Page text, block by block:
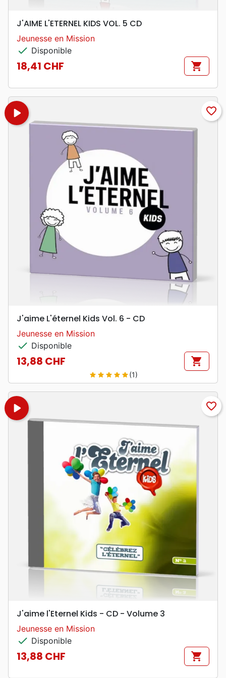
J'AIME L'ETERNEL KIDS VOL. 5 CD
Jeunesse en Mission
check Disponible
Prix
18,41 CHF shopping_cart
play_arrow favorite_border
J'aime L'éternel Kids Vol. 6 - CD
Jeunesse en Mission
check Disponible
Prix
13,88 CHF shopping_cart
star star star star star(1)
play_arrow favorite_border
J'aime l'Eternel Kids - CD - Volume 3
Jeunesse en Mission
check Disponible
Prix
13,88 CHF shopping_cart